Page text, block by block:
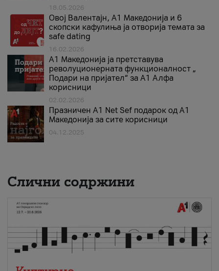
18.05.2026
Овој Валентајн, A1 Македонија и 6
скопски кафулиња ја отворија темата за
safe dating
16.02.2026
А1 Македонија ја претставува
револуционерната функционалност „
Подари на пријател“ за А1 Алфа
корисници
02.02.2026
Празничен A1 Net Sеf подарок од А1
Македонија за сите корисници
04.12.2025
Слични содржини